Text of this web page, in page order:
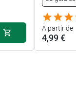
A partir de
4,99 €